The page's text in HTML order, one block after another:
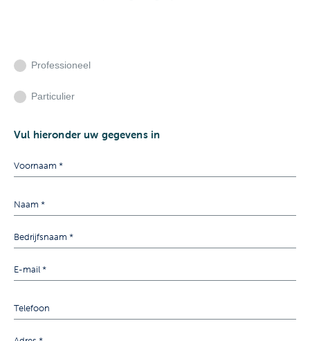
Professioneel
Particulier
Vul hieronder uw gegevens in